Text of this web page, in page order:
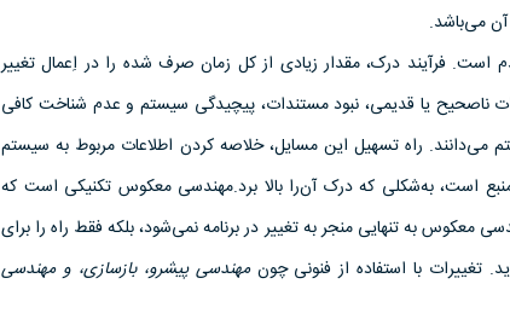
می‌باشد.
است. فرآیند درک، مقدار زیادی از کل زمان صرف شده را در اِعمال تغییر
ناصحیح یا قدیمی، نبود مستندات، پیچیدگی سیستم و عدم شناخت کافی
می‌دانند. راه تسهیل این مسایل، خلاصه کردن اطلاعات مربوط به سیستم
است، به‌شکلی که درک آن‌را بالا برد.مهندسی معکوس تکنیکی است که
معکوس به تنهایی منجر به تغییر در برنامه نمی‌شود، بلکه فقط راه را برای
تغییرات با استفاده از فنونی چونمهندسی پیشرو، بازسازی، و مهندسی